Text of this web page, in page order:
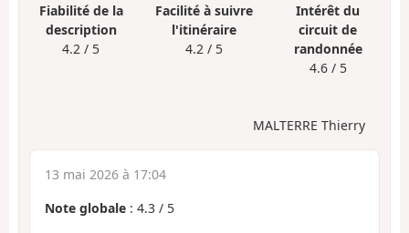
Fiabilité de la
description
4.2 / 5
Facilité à suivre
l'itinéraire
4.2 / 5
Intérêt du
circuit de
randonnée
4.6 / 5
MALTERRE Thierry
13 mai 2026 à 17:04
Note globale : 4.3 / 5